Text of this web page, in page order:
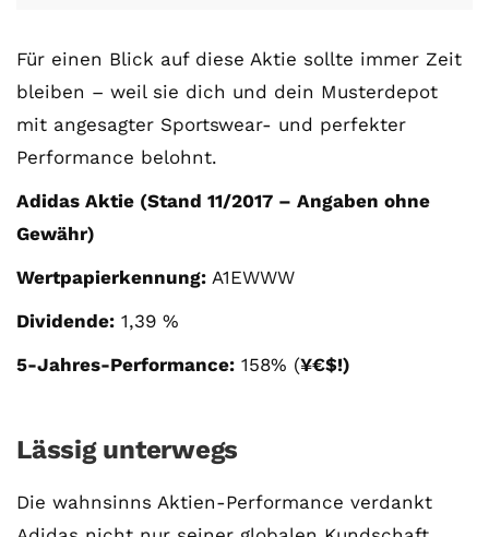
Für einen Blick auf diese Aktie sollte immer Zeit
bleiben – weil sie dich und dein Musterdepot
mit angesagter Sportswear- und perfekter
Performance belohnt.
Adidas Aktie (Stand 11/2017 – Angaben ohne
Gewähr)
Wertpapierkennung: A1EWWW
Dividende: 1,39 %
5-Jahres-Performance: 158% (¥€$!)
Lässig unterwegs
Die wahnsinns Aktien-Performance verdankt